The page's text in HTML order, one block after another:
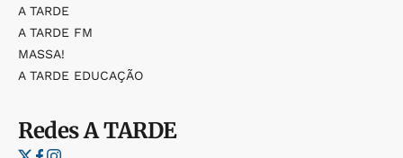
A TARDE
A TARDE FM
MASSA!
A TARDE EDUCAÇÃO
RedesA TARDE